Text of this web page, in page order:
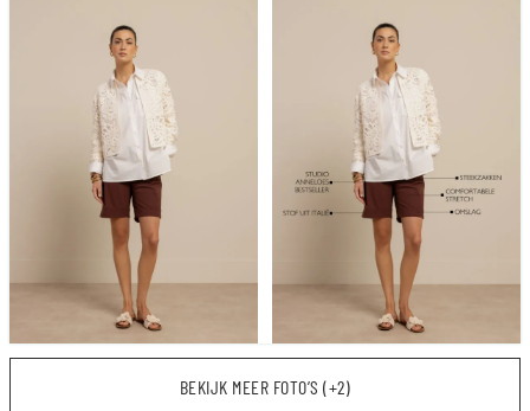
BEKIJK MEER FOTO’S (+2)